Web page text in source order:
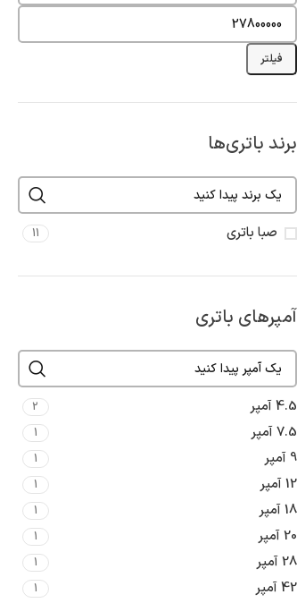
فیلتر
برند باتری‌ها
صبا باتری 11
آمپرهای باتری
4.5 آمپر 2
7.5 آمپر 1
9 آمپر 1
12 آمپر 1
18 آمپر 1
20 آمپر 1
28 آمپر 1
42 آمپر 1